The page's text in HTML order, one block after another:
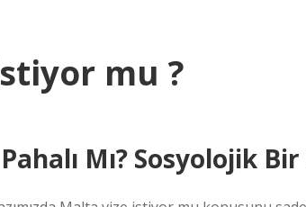
mu ?
Mı? Sosyolojik Bir